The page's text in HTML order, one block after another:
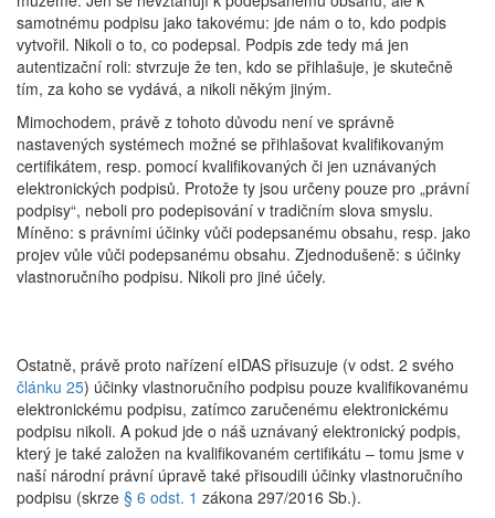
samotnému podpisu jako takovému: jde nám o to, kdo podpis
vytvořil. Nikoli o to, co podepsal. Podpis zde tedy má jen
autentizační roli: stvrzuje že ten, kdo se přihlašuje, je skutečně
tím, za koho se vydává, a nikoli někým jiným.
Mimochodem, právě z tohoto důvodu není ve správně
nastavených systémech možné se přihlašovat kvalifikovaným
certifikátem, resp. pomocí kvalifikovaných či jen uznávaných
elektronických podpisů. Protože ty jsou určeny pouze pro „právní
podpisy“, neboli pro podepisování v tradičním slova smyslu.
Míněno: s právními účinky vůči podepsanému obsahu, resp. jako
projev vůle vůči podepsanému obsahu. Zjednodušeně: s účinky
vlastnoručního podpisu. Nikoli pro jiné účely.
Ostatně, právě proto nařízení eIDAS přisuzuje (v odst. 2 svého
článku 25) účinky vlastnoručního podpisu pouze kvalifikovanému
elektronickému podpisu, zatímco zaručenému elektronickému
podpisu nikoli. A pokud jde o náš uznávaný elektronický podpis,
který je také založen na kvalifikovaném certifikátu – tomu jsme v
naší národní právní úpravě také přisoudili účinky vlastnoručního
podpisu (skrze § 6 odst. 1 zákona 297/2016 Sb.).